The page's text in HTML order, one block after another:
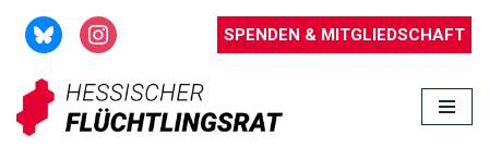
Zum
Inhalt
springen
SPENDEN & MITGLIEDSCHAFT